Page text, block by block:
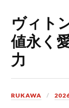
ヴィト
値永く
力
RUKAWA